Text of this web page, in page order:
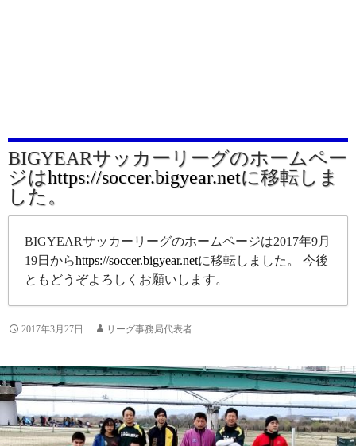
BIGYEARサッカーリーグのホームペー
ジはhttps://soccer.bigyear.netに移転しま
した。
BIGYEARサッカーリーグのホームページは2017年9月
19日からhttps://soccer.bigyear.netに移転しました。 今後
ともどうぞよろしくお願いします。
2017年3月27日 リーグ事務局代表者